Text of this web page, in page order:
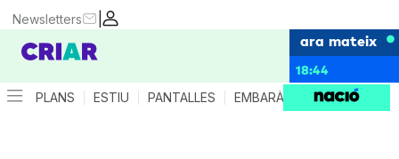
|
Newsletters
ara mateix
18:44
PLANS ESTIU PANTALLES EMBARÀS CRIANÇA